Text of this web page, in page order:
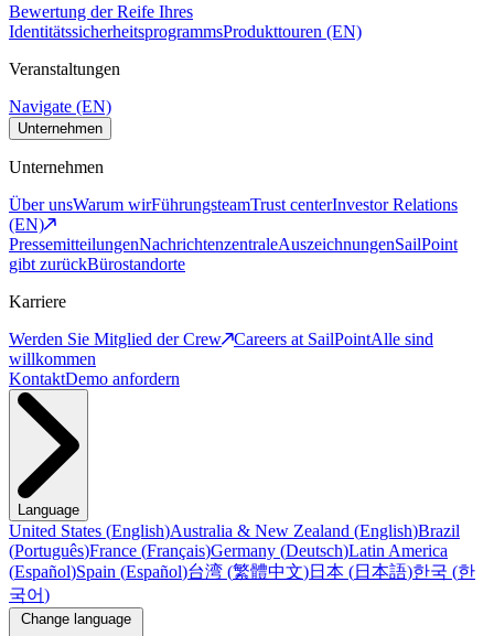
Bewertung der Reife Ihres
IdentitätssicherheitsprogrammsProdukttouren (EN)
Veranstaltungen
Navigate (EN)
Unternehmen
Unternehmen
Über unsWarum wirFührungsteamTrust centerInvestor Relations
(EN)
PressemitteilungenNachrichtenzentraleAuszeichnungenSailPoint
gibt zurückBürostandorte
Karriere
Werden Sie Mitglied der Crew
Careers at SailPointAlle sind
willkommen
KontaktDemo anfordern
Language
United States (English)Australia & New Zealand (English)Brazil
(Português)France (Français)Germany (Deutsch)Latin America
(Español)Spain (Español)台湾 (繁體中文)日本 (日本語)한국 (한
국어)
Change language